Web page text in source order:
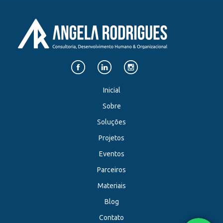
Inicial
Sobre
Soluções
Projetos
Eventos
Parceiros
Materiais
Blog
Contato